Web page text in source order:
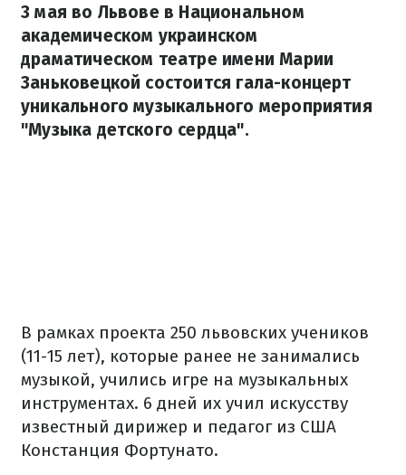
3 мая во Львове в Национальном
академическом украинском
драматическом театре имени Марии
Заньковецкой состоится гала-концерт
уникального музыкального мероприятия
"Музыка детского сердца".
В рамках проекта 250 львовских учеников
(11-15 лет), которые ранее не занимались
музыкой, учились игре на музыкальных
инструментах. 6 дней их учил искусству
известный дирижер и педагог из США
Констанция Фортунато.